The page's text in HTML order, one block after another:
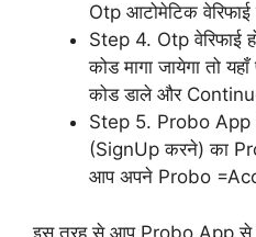
Otp आटोमेटिक वेरिफाई
Step 4. Otp वेरिफाई
कोड मागा जायेगा तो
कोड डाले और
Step 5. Probo
(SignUp करने) का
आप अपने Probo
इस तरह से आप Probo App